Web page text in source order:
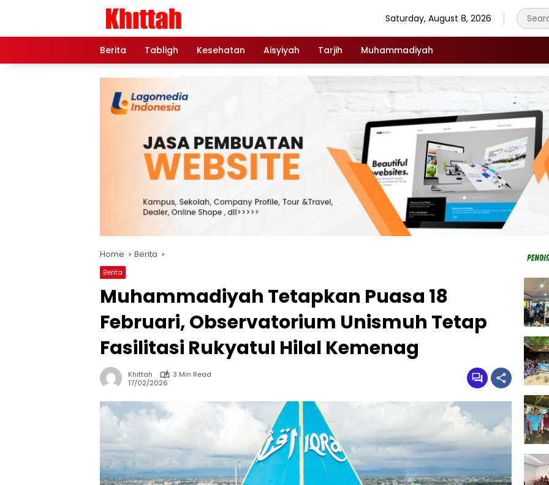
Saturday, August 8, 2026
Berita Tabligh Kesehatan Aisyiyah Tarjih Muhammadiyah
Home Berita
Berita
Muhammadiyah Tetapkan Puasa 18
Februari, Observatorium Unismuh Tetap
Fasilitasi Rukyatul Hilal Kemenag
Khittah
3 Min Read
17/02/2026